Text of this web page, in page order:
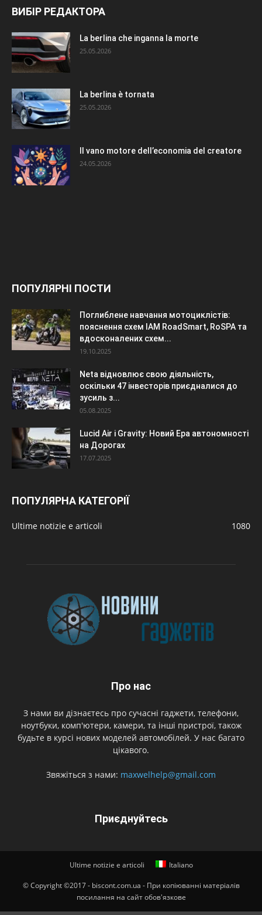
ВИБІР РЕДАКТОРА
La berlina che inganna la morte
25.05.2026
La berlina è tornata
25.05.2026
Il vano motore dell’economia del creatore
24.05.2026
ПОПУЛЯРНІ ПОСТИ
Поглиблене навчання мотоциклістів:
пояснення схем IAM RoadSmart, RoSPA та
вдосконалених схем...
19.10.2025
Neta відновлює свою діяльність,
оскільки 47 інвесторів приєдналися до
зусиль з...
05.08.2025
Lucid Air і Gravity: Новий Ера автономності
на Дорогах
17.07.2025
ПОПУЛЯРНА КАТЕГОРІЇ
Ultime notizie e articoli 1080
Про нас
З нами ви дізнаєтесь про сучасні гаджети, телефони,
ноутбуки, комп'ютери, камери, та інші пристрої, також
будьте в курсі нових моделей автомобілей. У нас багато
цікавого.
Звяжіться з нами: maxwelhelp@gmail.com
Приєднуйтесь
Ultime notizie e articoli Italiano
© Copyright ©2017 - biscont.com.ua - При копіюванні матеріалів
посилання на сайт обов'язкове